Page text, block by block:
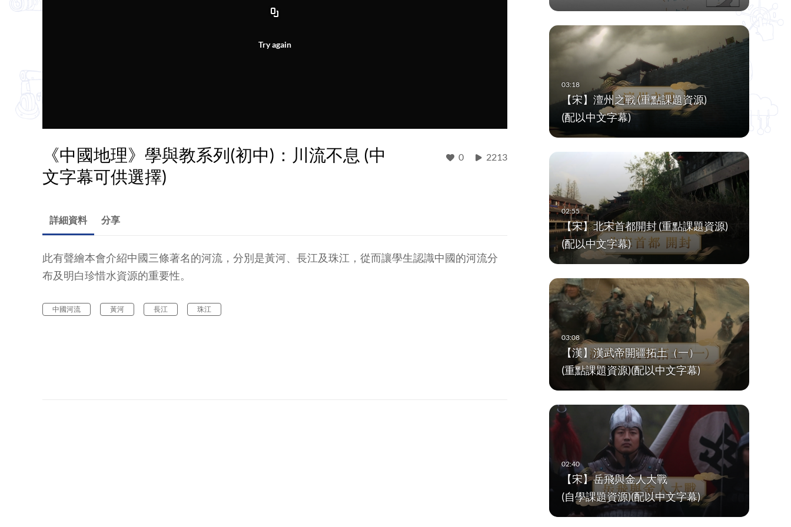
Try again
《中國地理》學與教系列(初中)：川流不息 (中
文字幕可供選擇)
0 2213
【宋】澶州之戰 (重點課題資源)
(配以中文字幕)
【宋】北宋首都開封 (重點課題資源)
(配以中文字幕)
【漢】漢武帝開疆拓土（一）
(重點課題資源)(配以中文字幕)
【宋】岳飛與金人大戰
(自學課題資源)(配以中文字幕)
詳細資料 分享
此有聲繪本會介紹中國三條著名的河流，分別是黃河、長江及珠江，從而讓學生認識中國的河流分
布及明白珍惜水資源的重要性。
中國河流 黃河 長江 珠江